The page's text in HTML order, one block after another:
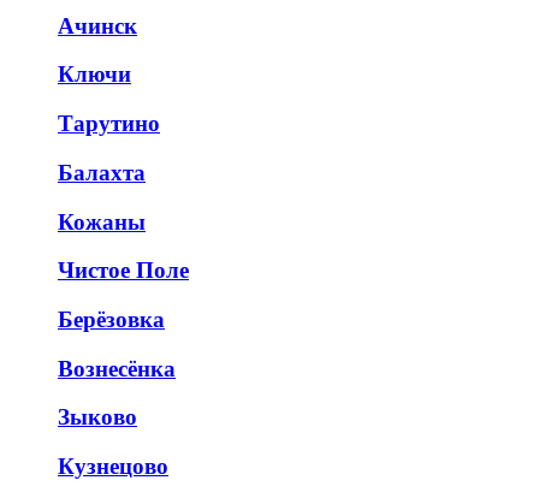
Ачинск
Ключи
Тарутино
Балахта
Кожаны
Чистое Поле
Берёзовка
Вознесёнка
Зыково
Кузнецово